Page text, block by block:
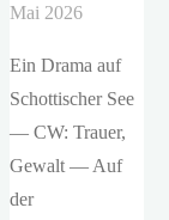
Mai 2026
Ein Drama auf
Schottischer See
— CW: Trauer,
Gewalt — Auf
der